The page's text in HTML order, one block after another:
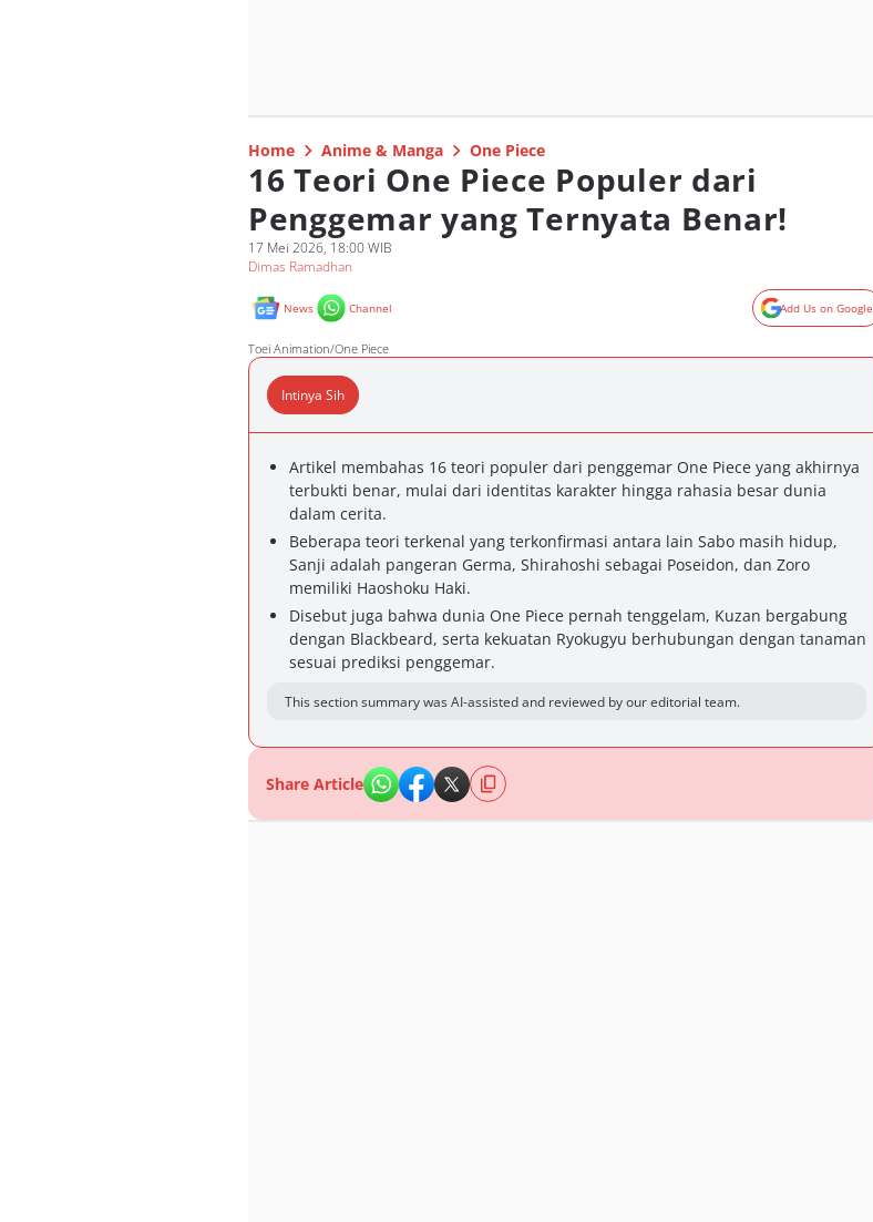
Home Anime & Manga One Piece
16 Teori One Piece Populer dari
Penggemar yang Ternyata Benar!
17 Mei 2026, 18:00 WIB
Dimas Ramadhan
News Channel Add Us on Google
Toei Animation/One Piece
Intinya Sih
Artikel membahas 16 teori populer dari penggemar One Piece yang akhirnya
terbukti benar, mulai dari identitas karakter hingga rahasia besar dunia
dalam cerita.
Beberapa teori terkenal yang terkonfirmasi antara lain Sabo masih hidup,
Sanji adalah pangeran Germa, Shirahoshi sebagai Poseidon, dan Zoro
memiliki Haoshoku Haki.
Disebut juga bahwa dunia One Piece pernah tenggelam, Kuzan bergabung
dengan Blackbeard, serta kekuatan Ryokugyu berhubungan dengan tanaman
sesuai prediksi penggemar.
This section summary was AI-assisted and reviewed by our editorial team.
Share Article